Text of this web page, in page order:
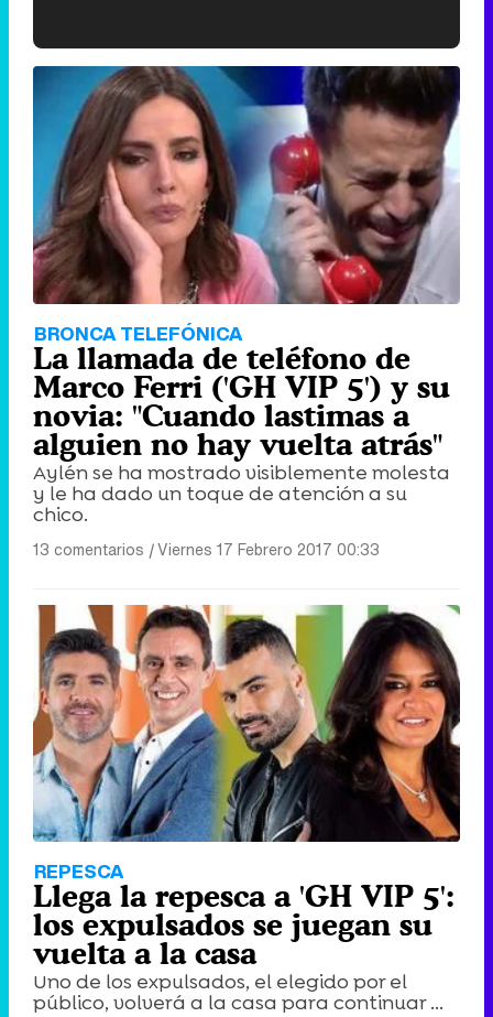
'120 Minutos' celebra sus 2.000 programas en Telemadrid con un vídeo del día a día en la redacción
Tráiler de '33 días', la nueva serie de Atresplayer con Julián Villagrán y José Manuel Poga
Tráiler de la tercera temporada de 'The Walking Dead: Dead City' de AMC+
BRONCA TELEFÓNICA
La llamada de teléfono de
Marco Ferri ('GH VIP 5') y su
novia: "Cuando lastimas a
alguien no hay vuelta atrás"
Aylén se ha mostrado visiblemente molesta
y le ha dado un toque de atención a su
chico.
13 comentarios |Viernes 17 Febrero 2017 00:33
REPESCA
Llega la repesca a 'GH VIP 5':
los expulsados se juegan su
vuelta a la casa
Uno de los expulsados, el elegido por el
público, volverá a la casa para continuar ...